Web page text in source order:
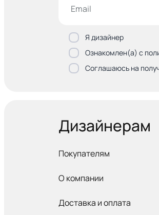
Я дизайнер
Ознакомлен(а) с
Соглашаюсь на
Дизайнерам
Покупателям
О компании
Доставка и оплата